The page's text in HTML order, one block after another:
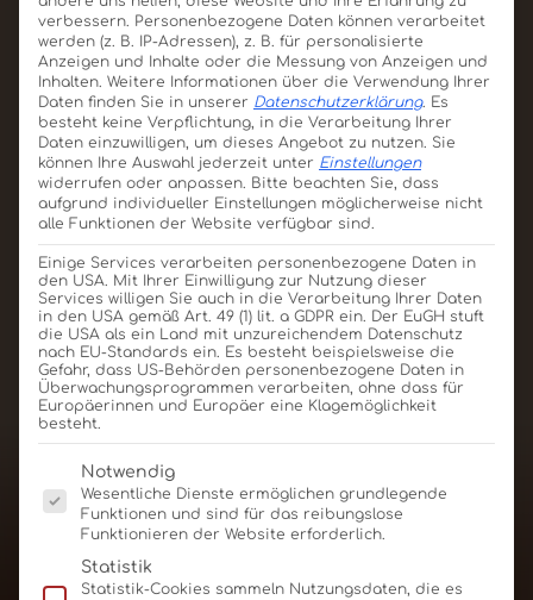
Duo Box
22g
Produkt ansehen Für Angebot merken
verbessern. Personenbezogene Daten können verarbeitet
werden (z. B. IP-Adressen), z. B. für personalisierte
Anzeigen und Inhalte oder die Messung von Anzeigen und
Inhalten. Weitere Informationen über die Verwendung Ihrer
Daten finden Sie in unserer Datenschutzerklärung. Es
besteht keine Verpflichtung, in die Verarbeitung Ihrer
Daten einzuwilligen, um dieses Angebot zu nutzen. Sie
können Ihre Auswahl jederzeit unter Einstellungen
widerrufen oder anpassen. Bitte beachten Sie, dass
aufgrund individueller Einstellungen möglicherweise nicht
alle Funktionen der Website verfügbar sind.
Einige Services verarbeiten personenbezogene Daten in
den USA. Mit Ihrer Einwilligung zur Nutzung dieser
Services willigen Sie auch in die Verarbeitung Ihrer Daten
in den USA gemäß Art. 49 (1) lit. a GDPR ein. Der EuGH stuft
die USA als ein Land mit unzureichendem Datenschutz
nach EU-Standards ein. Es besteht beispielsweise die
Gefahr, dass US-Behörden personenbezogene Daten in
Überwachungsprogrammen verarbeiten, ohne dass für
Europäerinnen und Europäer eine Klagemöglichkeit
besteht.
Es folgt eine Liste der Service-Gruppen, für die eine
Notwendig
Wesentliche Dienste ermöglichen grundlegende
Funktionen und sind für das reibungslose
Funktionieren der Website erforderlich.
Statistik
Statistik-Cookies sammeln Nutzungsdaten, die es